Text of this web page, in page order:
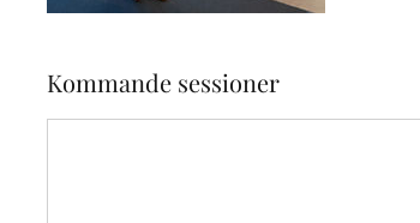
Kommande sessioner